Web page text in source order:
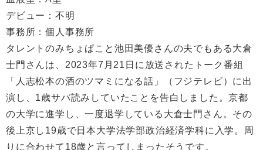
デビュー：不明
事務所：個人事務所
タレントのみちょぱこと池田美優さんの夫でもある大倉
士門さんは、 2023年7 月 21 日に放送されたトーク番組
「人志松本の酒のツマミになる話」（フジテレビ）に出
演し、 1 歳サバ読みしていたことを告白しました。京都
の大学に進学し、一度退学している大倉士門さん。その
後上京し 19歳で日本大学法学部政治経済学科に入学。周
りに合わせて 18歳と言ってしまったそうです。